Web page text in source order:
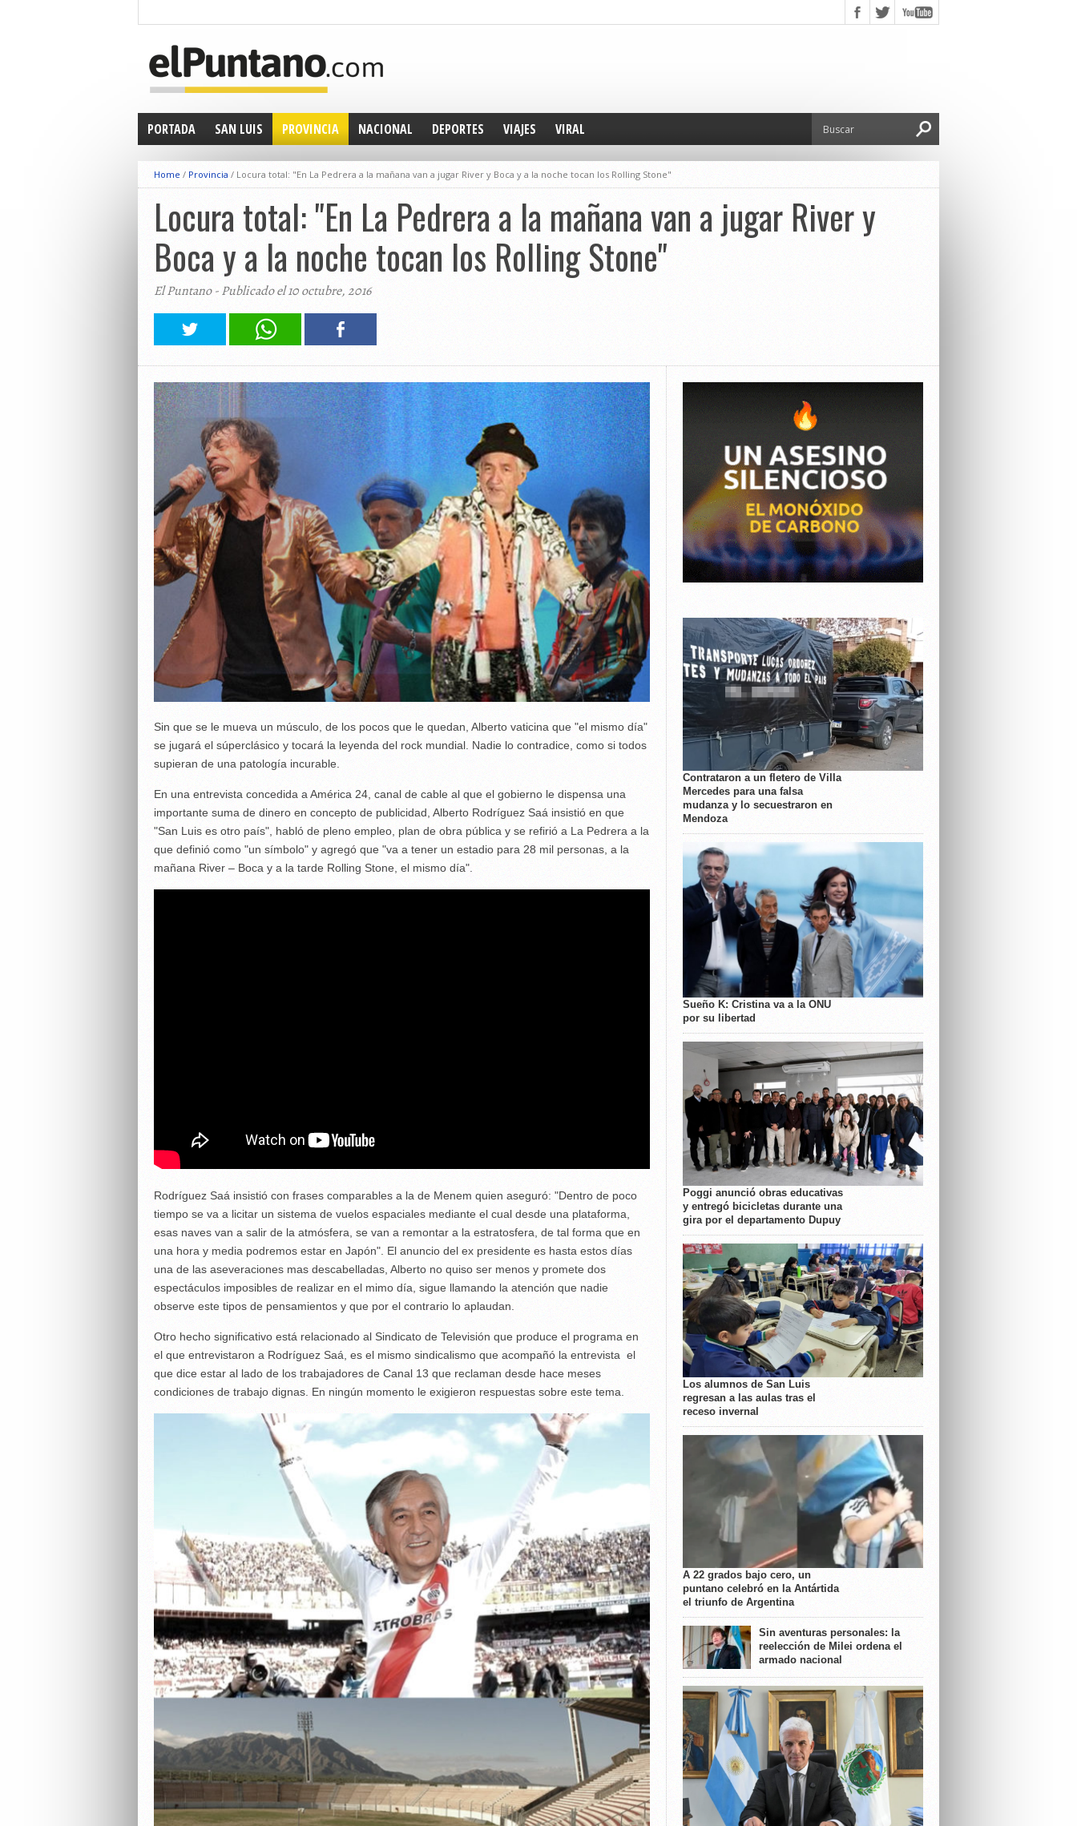
PORTADA SAN LUIS PROVINCIA NACIONAL DEPORTES VIAJES VIRAL
Home / Provincia / Locura total: "En La Pedrera a la mañana van a jugar River y Boca y a la noche tocan los Rolling Stone"
Locura total: "En La Pedrera a la mañana van a jugar River y
Boca y a la noche tocan los Rolling Stone"
El Puntano - Publicado el 10 octubre, 2016
Sin que se le mueva un músculo, de los pocos que le quedan, Alberto vaticina que "el mismo día"
se jugará el súperclásico y tocará la leyenda del rock mundial. Nadie lo contradice, como si todos
supieran de una patología incurable.
En una entrevista concedida a América 24, canal de cable al que el gobierno le dispensa una
importante suma de dinero en concepto de publicidad, Alberto Rodríguez Saá insistió en que
"San Luis es otro país", habló de pleno empleo, plan de obra pública y se refirió a La Pedrera a la
que definió como "un símbolo" y agregó que "va a tener un estadio para 28 mil personas, a la
mañana River – Boca y a la tarde Rolling Stone, el mismo día".
Rodríguez Saá insistió con frases comparables a la de Menem quien aseguró: "Dentro de poco
tiempo se va a licitar un sistema de vuelos espaciales mediante el cual desde una plataforma,
esas naves van a salir de la atmósfera, se van a remontar a la estratosfera, de tal forma que en
una hora y media podremos estar en Japón". El anuncio del ex presidente es hasta estos días
una de las aseveraciones mas descabelladas, Alberto no quiso ser menos y promete dos
espectáculos imposibles de realizar en el mimo día, sigue llamando la atención que nadie
observe este tipos de pensamientos y que por el contrario lo aplaudan.
Otro hecho significativo está relacionado al Sindicato de Televisión que produce el programa en
el que entrevistaron a Rodríguez Saá, es el mismo sindicalismo que acompañó la entrevista el
que dice estar al lado de los trabajadores de Canal 13 que reclaman desde hace meses
condiciones de trabajo dignas. En ningún momento le exigieron respuestas sobre este tema.
Contrataron a un fletero de Villa
Mercedes para una falsa
mudanza y lo secuestraron en
Mendoza
Sueño K: Cristina va a la ONU
por su libertad
Poggi anunció obras educativas
y entregó bicicletas durante una
gira por el departamento Dupuy
Los alumnos de San Luis
regresan a las aulas tras el
receso invernal
A 22 grados bajo cero, un
puntano celebró en la Antártida
el triunfo de Argentina
Sin aventuras personales: la
reelección de Milei ordena el
armado nacional